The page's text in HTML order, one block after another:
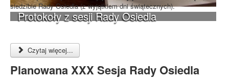
Protokoły z sesji Rady Osiedla
siedzibie Rady Osiedla (z wyjątkiem dni świątecznych).
Czytaj więcej...
Planowana XXX Sesja Rady Osiedla